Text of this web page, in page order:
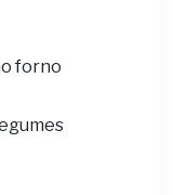
forno